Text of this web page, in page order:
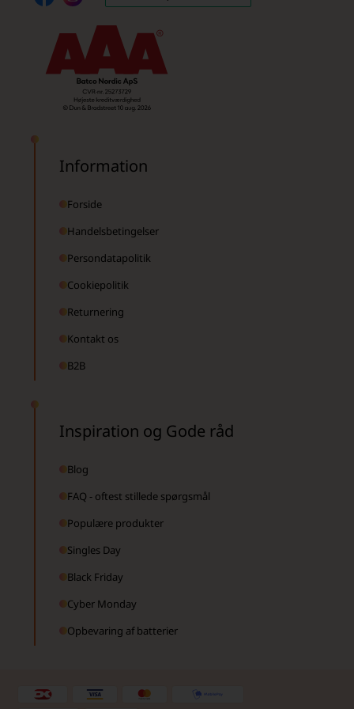
Information
Forside
Handelsbetingelser
Persondatapolitik
Cookiepolitik
Returnering
Kontakt os
B2B
Inspiration og Gode råd
Blog
FAQ - oftest stillede spørgsmål
Populære produkter
Singles Day
Black Friday
Cyber Monday
Opbevaring af batterier